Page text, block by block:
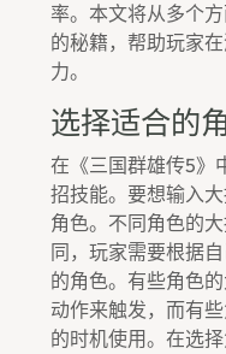
率。本文将从多个
的秘籍，帮助玩家
力。
选择适合的
在《三国群雄传5》
招技能。要想输入
角色。不同角色的
同，玩家需要根据
的角色。有些角色
动作来触发，而有
的时机使用。在选